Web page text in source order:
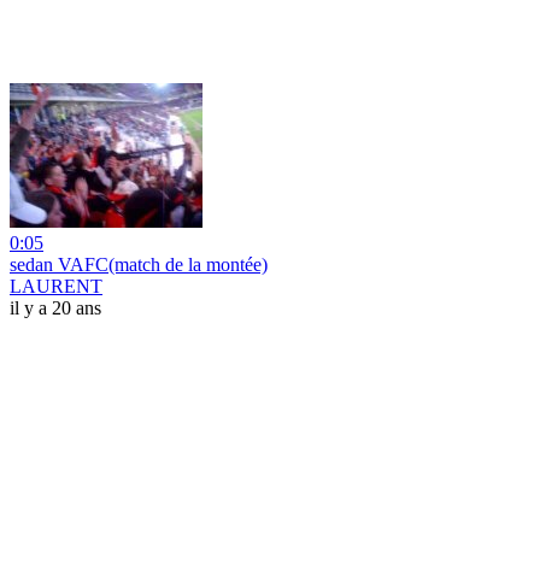
0:05
sedan VAFC(match de la montée)
LAURENT
il y a 20 ans